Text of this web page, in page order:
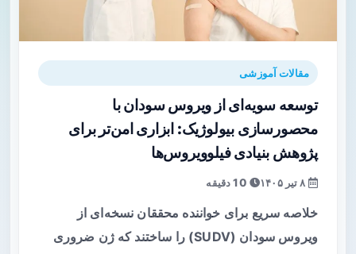
مقالات آموزشی
توسعه سویه‌ای از ویروس سودان با
محصورسازی بیولوژیک: ابزاری امن‌تر برای
پژوهش بنیادی فیلوویروس‌ها
خلاصه سریع برای خواننده محققان نسخه‌ای از
ویروس سودان (SUDV) را ساختند که ژن ضروری